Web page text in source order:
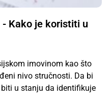
Kako je koristiti u
imovinom kao što
nivo stručnosti. Da bi
u stanju da identifikuje